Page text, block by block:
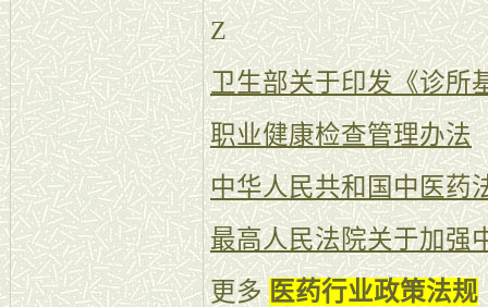
Z
卫生部关于印发《诊所
职业健康检查管理办法
中华人民共和国中医药
最高人民法院关于加强
更多 医药行业政策法规